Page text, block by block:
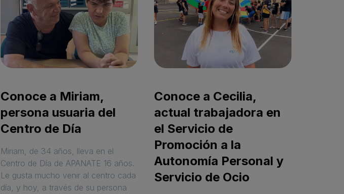
Conoce a Miriam,
persona usuaria del
Centro de Día
Miriam, de 34 años, lleva en el
Centro de Día de APANATE 16 años.
Le gusta mucho venir al centro cada
día, y hoy, a través de su persona
Conoce a Cecilia,
actual trabajadora en
el Servicio de
Promoción a la
Autonomía Personal y
Servicio de Ocio